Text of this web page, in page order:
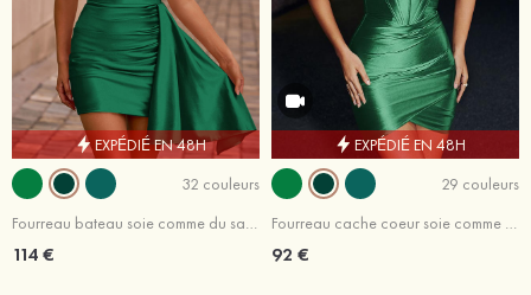
EXPÉDIÉ EN 48H
32 couleurs
Fourreau bateau soie comme du satin courte/mini robe de fête de la rentré avec plissé drapé latéral
114 €
EXPÉDIÉ EN 48H
29 couleurs
Fourreau cache coeur soie comme du satin courte/mini robe de fête de la rentrée
92 €